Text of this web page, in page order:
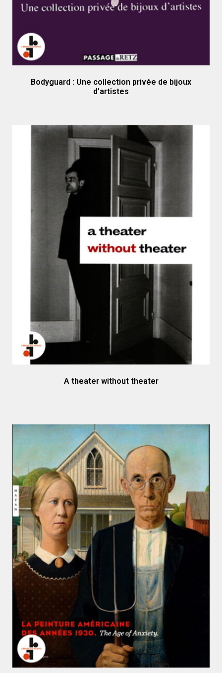
Bodyguard : Une collection privée de bijoux
d’artistes
A theater without theater